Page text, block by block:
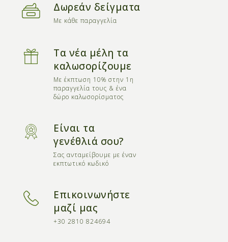
Δωρεάν δείγματα
Με κάθε παραγγελία
Τα νέα μέλη τα
καλωσορίζουμε
Με έκπτωση 10% στην 1η
παραγγελία τους & ένα
δώρο καλωσορίσματος
Είναι τα
γενέθλιά σου?
Σας ανταμείβουμε με έναν
εκπτωτικό κωδικό
Επικοινωνήστε
μαζί μας
+30 2810 824694